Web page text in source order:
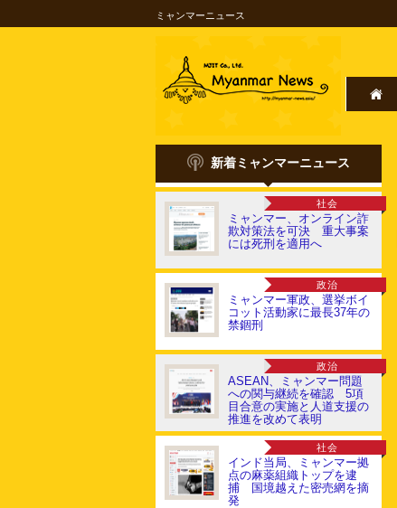
ミャンマーニュース
新着ミャンマーニュース
社会
ミャンマー、オンライン詐
欺対策法を可決 重大事案
には死刑を適用へ
政治
ミャンマー軍政、選挙ボイ
コット活動家に最長37年の
禁錮刑
政治
ASEAN、ミャンマー問題
への関与継続を確認 5項
目合意の実施と人道支援の
推進を改めて表明
社会
インド当局、ミャンマー拠
点の麻薬組織トップを逮
捕 国境越えた密売網を摘
発